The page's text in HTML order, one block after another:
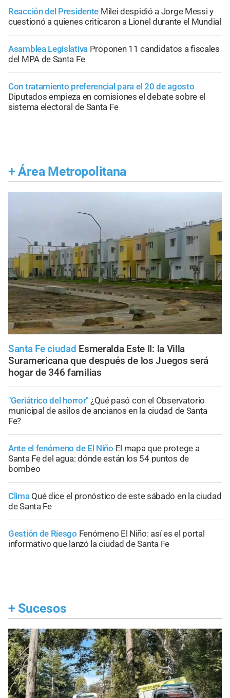
Reacción del Presidente Milei despidió a Jorge Messi y
cuestionó a quienes criticaron a Lionel durante el Mundial
Asamblea Legislativa Proponen 11 candidatos a fiscales
del MPA de Santa Fe
Con tratamiento preferencial para el 20 de agosto
Diputados empieza en comisiones el debate sobre el
sistema electoral de Santa Fe
+ Área Metropolitana
Santa Fe ciudad Esmeralda Este II: la Villa
Suramericana que después de los Juegos será
hogar de 346 familias
"Geriátrico del horror" ¿Qué pasó con el Observatorio
municipal de asilos de ancianos en la ciudad de Santa
Fe?
Ante el fenómeno de El Niño El mapa que protege a
Santa Fe del agua: dónde están los 54 puntos de
bombeo
Clima Qué dice el pronóstico de este sábado en la ciudad
de Santa Fe
Gestión de Riesgo Fenómeno El Niño: así es el portal
informativo que lanzó la ciudad de Santa Fe
+ Sucesos